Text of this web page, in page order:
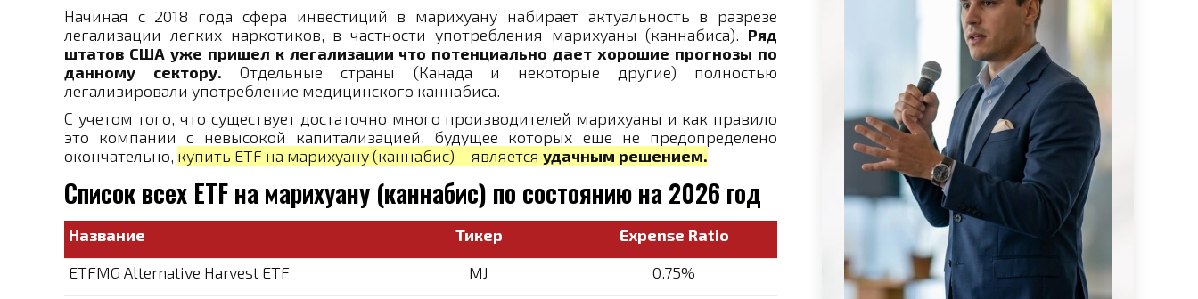
Начиная с 2018 года сфера инвестиций в марихуану набирает актуальность в разрезе
легализации легких наркотиков, в частности употребления марихуаны (каннабиса). Ряд
штатов США уже пришел к легализации что потенциально дает хорошие прогнозы по
данному сектору. Отдельные страны (Канада и некоторые другие) полностью
легализировали употребление медицинского каннабиса.
С учетом того, что существует достаточно много производителей марихуаны и как правило
это компании с невысокой капитализацией, будущее которых еще не предопределено
окончательно, купить ETF на марихуану (каннабис) – является удачным решением.
Список всех ETF на марихуану (каннабис) по состоянию на 2026 год
Название Тикер
Expense Ratio
ETFMG Alternative Harvest ETF
MJ
0.75%